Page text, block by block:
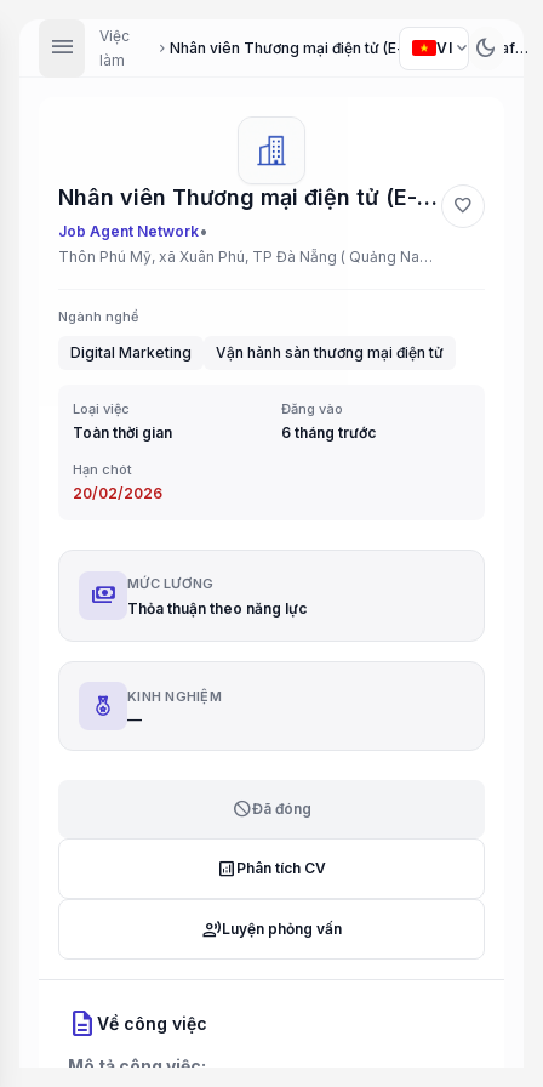
menu
Việc
làm
chevron_right Nhân viên Thương mại điện tử (E-commerce Staff), Nhân viên Marketing (Marketing Staff)
VI expand_more dark_mode
Nhân viên Thương mại điện tử (E-commerce Staff), Nhân viên Marketing (Marketing Staff)
Job Agent Network•
Thôn Phú Mỹ, xã Xuân Phú, TP Đà Nẵng ( Quảng Nam cũ)
favorite
Ngành nghề
Digital Marketing Vận hành sàn thương mại điện tử
Loại việc
Toàn thời gian
Đăng vào
6 tháng trước
Hạn chót
20/02/2026
payments MỨC LƯƠNG
Thỏa thuận theo năng lực
KINH NGHIỆM
—
blockĐã đóng
analytics Phân tích CV
record_voice_overLuyện phỏng vấn
description Về công việc
Mô tả công việc: